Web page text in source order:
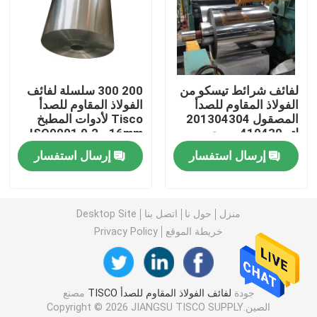
لفائف الصلب جي
أنابيب الصلب SS
شريط دائري من الفولاذ المقاوم للصدأ
قطاع الفولاذ المقاوم للصدأ
أسلاك لحام الفولاذ المقاوم للصدأ
قناة الفولاذ المقاوم للصدأ
لفائف الصلب الكربوني
لفائف شرائط تيسكو من
الفولاذ المقاوم للصدأ
المصقول 201304304
لتر 410430 مسحوب
على البارد 150 مم
إرسال استفسار
200 300 سلسلة لفائف
الفولاذ المقاوم للصدأ
Tisco لأدوات المطبخ
ISO9001 0.2 - 16mm
إرسال استفسار
منزل حول نا اتصل بنا
Desktop Site
خريطة الموقع
Privacy Policy
جودة لفائف الفولاذ المقاوم للصدأ TISCO
مصنع
الصين.Copyright © 2026 JIANGSU TISCO SUPPLY